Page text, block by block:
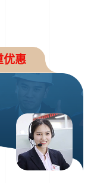
优惠